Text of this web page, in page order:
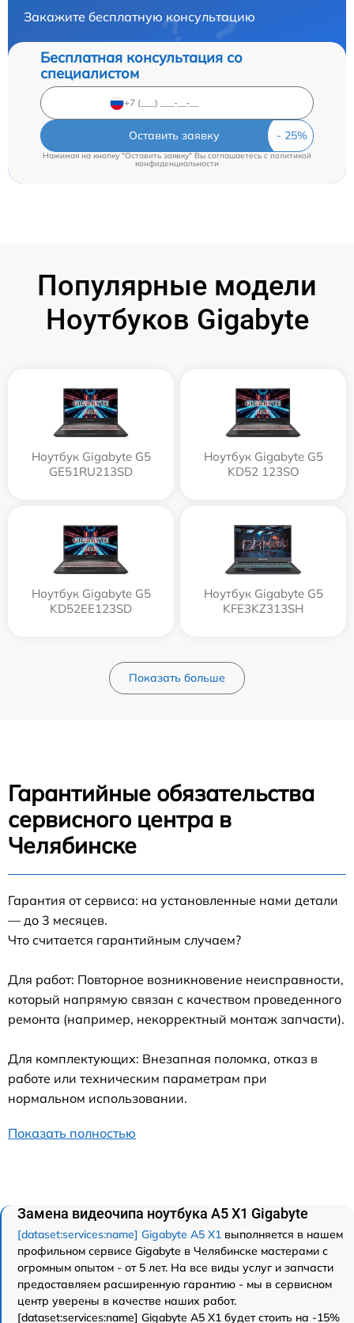
Закажите бесплатную консультацию
Бесплатная консультация со
специалистом
Оставить заявку
Нажимая на кнопку "Оставить заявку" Вы соглашаетесь cполитикой
конфиденциальности
Популярные модели
Ноутбуков Gigabyte
Ноутбук Gigabyte G5
GE51RU213SD
Ноутбук Gigabyte G5
KD52 123SO
Ноутбук Gigabyte G5
KD52EE123SD
Ноутбук Gigabyte G5
KFE3KZ313SH
Показать больше
Гарантийные обязательства
сервисного центра в
Челябинске
Гарантия от сервиса: на установленные нами детали
— до 3 месяцев.
Что считается гарантийным случаем?
Для работ: Повторное возникновение неисправности,
который напрямую связан с качеством проведенного
ремонта (например, некорректный монтаж запчасти).
Для комплектующих: Внезапная поломка, отказ в
работе или техническим параметрам при
нормальном использовании.
Показать полностью
Замена видеочипа ноутбука A5 X1 Gigabyte
[dataset:services:name] Gigabyte A5 X1 выполняется в нашем
профильном сервисе Gigabyte в Челябинске мастерами с
огромным опытом - от 5 лет. На все виды услуг и запчасти
предоставляем расширенную гарантию - мы в сервисном
центр уверены в качестве наших работ.
[dataset:services:name] Gigabyte A5 X1 будет стоить на -15%